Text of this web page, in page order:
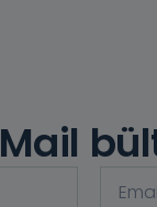
Mail